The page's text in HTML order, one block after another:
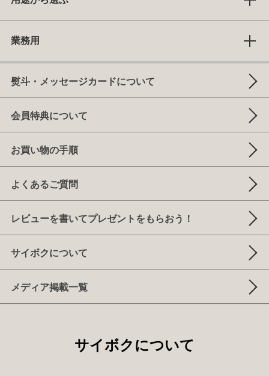
業務用
熨斗・メッセージカードについて
会員特典について
お買い物の手順
よくあるご質問
レビューを書いてプレゼントをもらおう！
サイボクについて
メディア掲載一覧
サイボクについて